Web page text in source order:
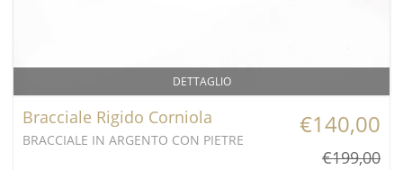
DETTAGLIO
Bracciale Rigido Corniola
BRACCIALE IN ARGENTO CON PIETRE
€140,00
€199,00